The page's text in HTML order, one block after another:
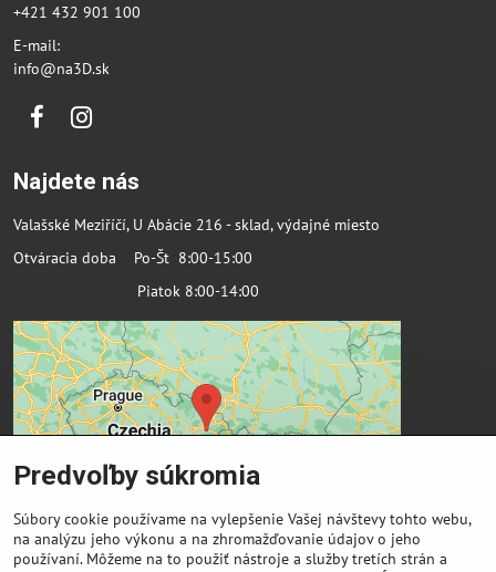
+421 432 901 100
E-mail:
info@na3D.sk
FacebookInstagram
Najdete nás
Valašské Meziříčí, U Abácie 216 - sklad, výdajné miesto
Otváracia doba Po-Št 8:00-15:00
Piatok 8:00-14:00
Predvoľby súkromia
Súbory cookie používame na vylepšenie Vašej návštevy tohto webu,
na analýzu jeho výkonu a na zhromažďovanie údajov o jeho
používaní. Môžeme na to použiť nástroje a služby tretích strán a